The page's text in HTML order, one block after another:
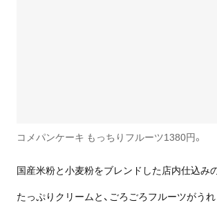
コメパンケーキ もっちりフルーツ1380円。
国産米粉と小麦粉をブレンドした店内仕込み
たっぷりクリームと、ごろごろフルーツがうれ